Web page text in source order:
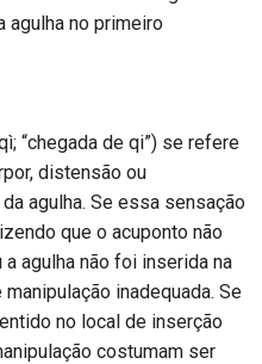
agulha no primeiro
“chegada de qi”) se refere
distensão ou
agulha. Se essa sensação
que o acuponto não
agulha não foi inserida na
inadequada. Se
no local de inserção
costumam ser